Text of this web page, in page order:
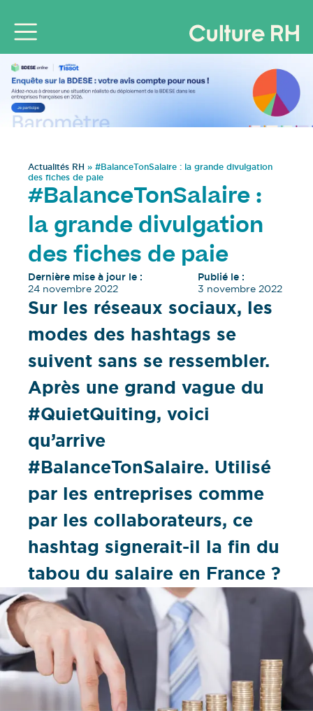
Actualités RH » #BalanceTonSalaire : la grande divulgation
des fiches de paie
#BalanceTonSalaire :
la grande divulgation
des fiches de paie
Dernière mise à jour le :
24 novembre 2022
Publié le :
3 novembre 2022
Sur les réseaux sociaux, les
modes des hashtags se
suivent sans se ressembler.
Après une grand vague du
#QuietQuiting, voici
qu’arrive
#BalanceTonSalaire. Utilisé
par les entreprises comme
par les collaborateurs, ce
hashtag signerait-il la fin du
tabou du salaire en France ?